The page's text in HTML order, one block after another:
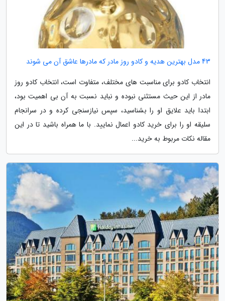
43 مدل بهترین هدیه و کادو روز مادر که مادرها عاشق آن می شوند
انتخاب کادو برای مناسبت های مختلف، متفاوت است، انتخاب کادو روز
مادر از این حیث مستثنی نبوده و نباید نسبت به آن بی اهمیت بود،
ابتدا باید علایق او را بشناسید، سپس نیازسنجی کرده و در سرانجام
سلیقه او را برای خرید کادو اعمال نمایید. با ما همراه باشید تا در این
مقاله نکات مربوط به خرید...